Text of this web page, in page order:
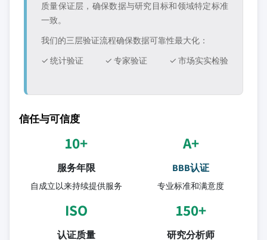
质量保证层，确保数据与研究目标和领域特定标准
一致。
我们的三层验证流程确保数据可靠性最大化：
✓ 统计验证
✓ 专家验证 ✓ 市场实实检验
信任与可信度
10+
服务年限
自成立以来持续提供服务
A+
BBB认证
专业标准和满意度
ISO
认证质量
150+
研究分析师